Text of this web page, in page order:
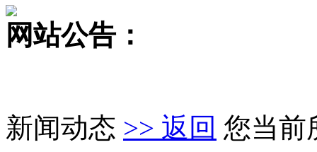
网站公告：
新闻动态 >> 返回 您当前